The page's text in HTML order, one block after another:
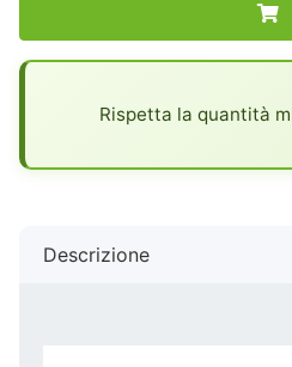
Rispetta la quantità
Descrizione